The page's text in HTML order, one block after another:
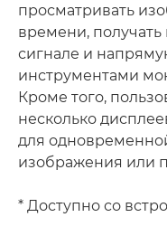
просматривать
времени,
сигнале и
инструментами
Кроме того,
несколько
для
изображения или
* Доступно со